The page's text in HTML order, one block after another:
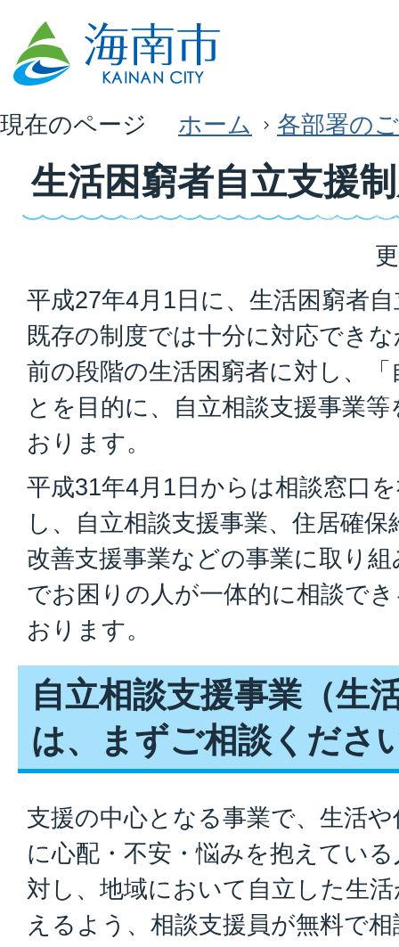
現在のページ ホーム 各部署の
生活困窮者自立支援
平成27年4月1日に、生活困窮者
既存の制度では十分に対応でき
前の段階の生活困窮者に対し、
とを目的に、自立相談支援事業
おります。
平成31年4月1日からは相談窓口
し、自立相談支援事業、住居確
改善支援事業などの事業に取り
でお困りの人が一体的に相談で
おります。
自立相談支援事業（生
は、まずご相談くださ
支援の中心となる事業で、生活や
に心配・不安・悩みを抱えてい
対し、地域において自立した生
えるよう、相談支援員が無料で